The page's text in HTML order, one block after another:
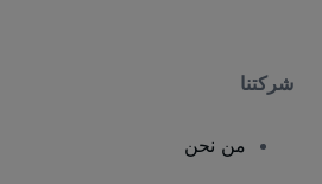
شركتنا
من نحن